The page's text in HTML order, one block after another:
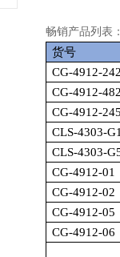
畅销产品列表
货号
CG-4912-
CG-4912-
CG-4912-
CLS-4303-
CLS-4303-
CG-4912-01
CG-4912-02
CG-4912-05
CG-4912-06